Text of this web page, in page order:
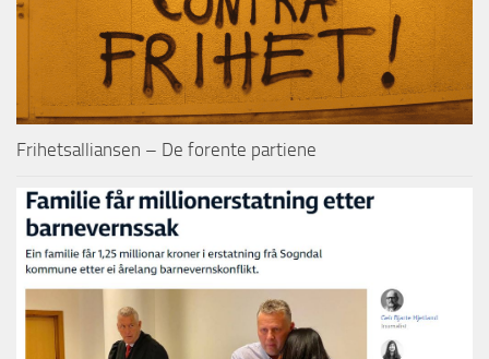
Frihetsalliansen – De forente partiene